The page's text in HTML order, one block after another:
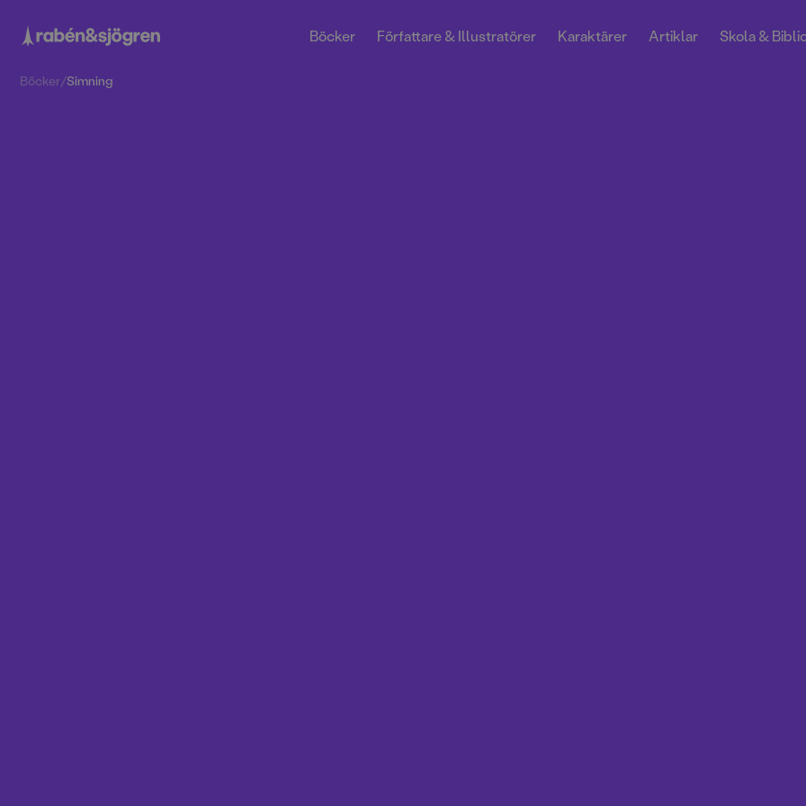
Böcker Författare & Illustratörer Karaktärer Artiklar Skola &
Böcker/Simning